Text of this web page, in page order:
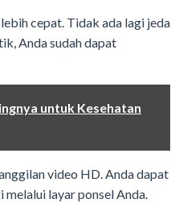
cepat. Tidak ada lagi jeda
Anda sudah dapat
untuk Kesehatan
video HD. Anda dapat
layar ponsel Anda.